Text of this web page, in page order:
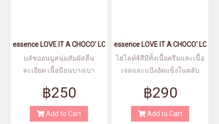
essence LOVE IT A CHOCO' LOT! blush mousse 01
บลัชออนมูสนุ่มสัมผัสลื่น
ละเอียด เนื้อนียนบางเบา
฿250
Add to Cart
essence LOVE IT A CHOCO' LOT!
ไฮไลท์4สีมีทั้งเนื้อครีมและเนื้อ
เจลและแป้งอัดแข็งในตลับ
฿290
Add to Cart